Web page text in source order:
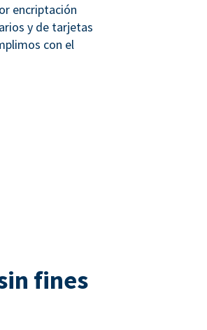
encriptación
y de tarjetas
con el
fines